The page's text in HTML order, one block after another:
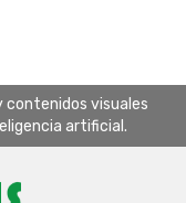
contenidos visuales
artificial.